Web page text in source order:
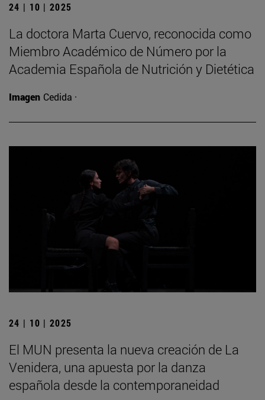
24 | 10 | 2025
La doctora Marta Cuervo, reconocida como
Miembro Académico de Número por la
Academia Española de Nutrición y Dietética
Imagen Cedida ·
24 | 10 | 2025
El MUN presenta la nueva creación de La
Venidera, una apuesta por la danza
española desde la contemporaneidad